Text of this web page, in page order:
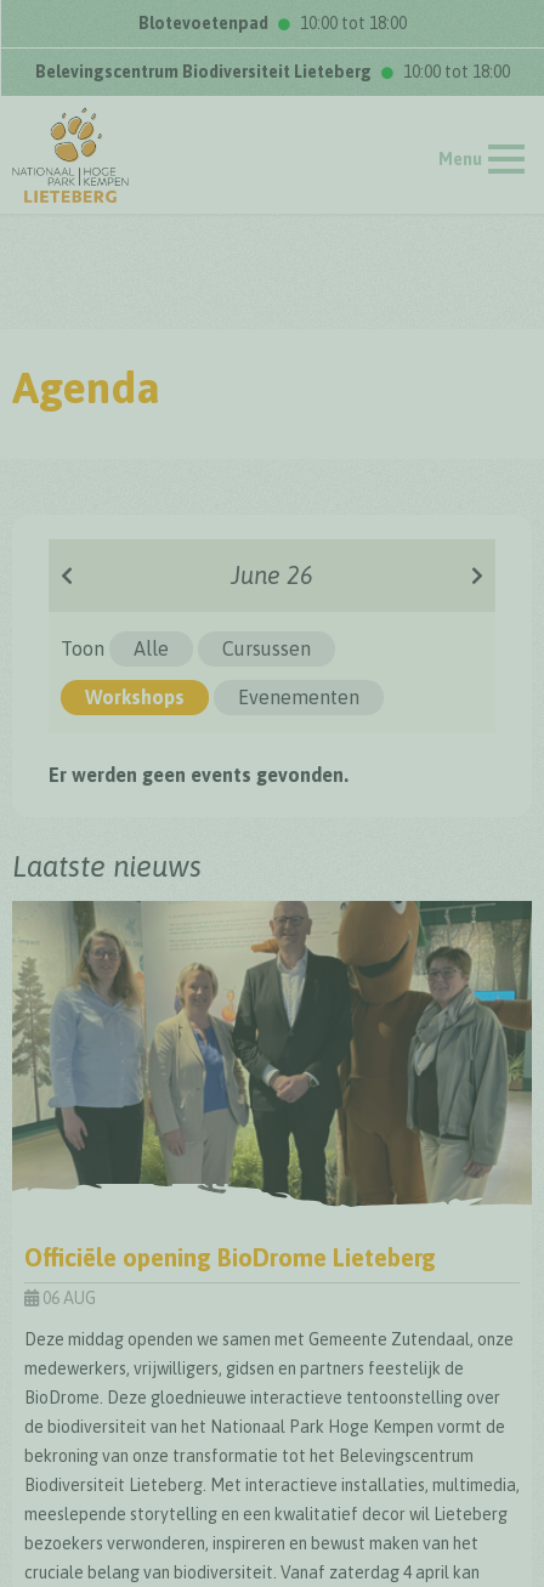
Blotevoetenpad 10:00 tot 18:00
Belevingscentrum Biodiversiteit Lieteberg 10:00 tot 18:00
Menu
Agenda
June 26
Toon Alle Cursussen
Workshops Evenementen
Er werden geen events gevonden.
Laatste nieuws
Officiële opening BioDrome Lieteberg
06 AUG
Deze middag openden we samen met Gemeente Zutendaal, onze
medewerkers, vrijwilligers, gidsen en partners feestelijk de
BioDrome. Deze gloednieuwe interactieve tentoonstelling over
de biodiversiteit van het Nationaal Park Hoge Kempen vormt de
bekroning van onze transformatie tot het Belevingscentrum
Biodiversiteit Lieteberg. Met interactieve installaties, multimedia,
meeslepende storytelling en een kwalitatief decor wil Lieteberg
bezoekers verwonderen, inspireren en bewust maken van het
cruciale belang van biodiversiteit. Vanaf zaterdag 4 april kan